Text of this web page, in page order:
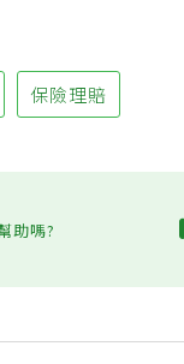
保險理賠
助嗎?